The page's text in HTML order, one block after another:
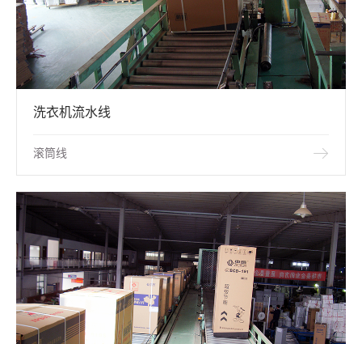
洗衣机流水线
滚筒线